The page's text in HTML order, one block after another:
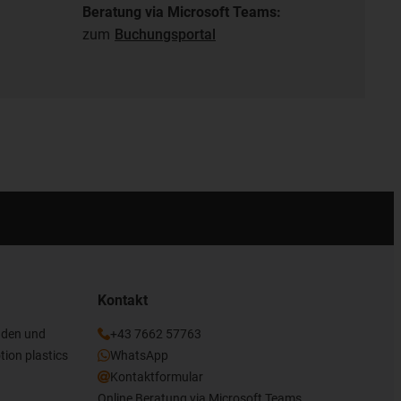
Beratung via Microsoft Teams:
zum Buchungsportal
und
plastics
Kontakt
+43 7662 57763
WhatsApp
Kontaktformular